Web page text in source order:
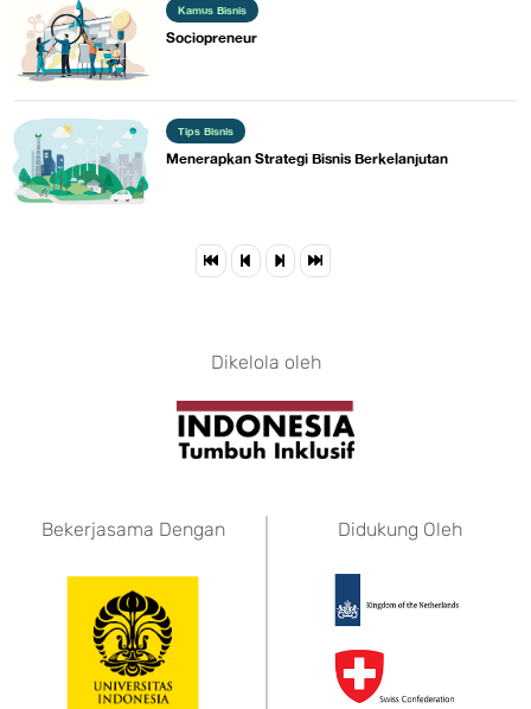
Kamus Bisnis
​Sociopreneur
Tips Bisnis
Menerapkan Strategi Bisnis Berkelanjutan
Dikelola oleh
Bekerjasama Dengan Didukung Oleh